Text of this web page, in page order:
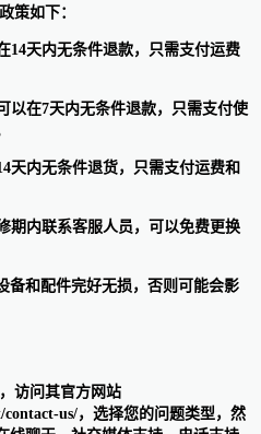
策如下：
14天内无条件退款，只需支付运费
以在7天内无条件退款，只需支付使
天内无条件退货，只需支付运费和
期内联系客服人员，可以免费更换
备和配件完好无损，否则可能会影
访问其官方网站
us/，选择您的问题类型，然